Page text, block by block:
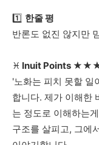
1️⃣ 한줄평
반론도 없진 않지만
♓ Inuit Points
'노화는 피치 못할 일
합니다. 제가 이해한
는 정도로 이해하는게
구조를 살피고, 그에